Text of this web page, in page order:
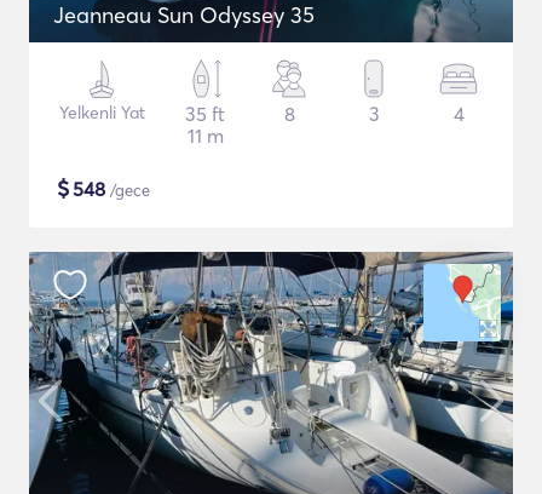
Jeanneau Sun Odyssey 35
Yelkenli Yat
35 ft
11 m
8 3 4
$548 /gece